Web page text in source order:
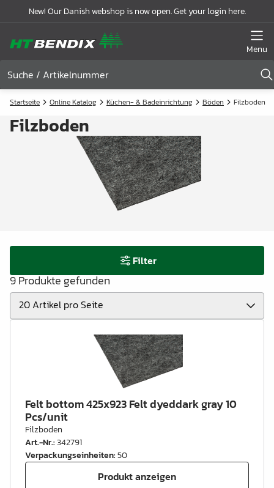
New! Our Danish webshop is now open. Get your login here.
Menu
Startseite Online Katalog Küchen- & Badeinrichtung Böden Filzboden
Filzboden
Filter
9 Produkte gefunden
Felt bottom 425x923 Felt dyeddark gray 10
Pcs/unit
Filzboden
Art.-Nr.:342791
Verpackungseinheiten:50
Produkt anzeigen